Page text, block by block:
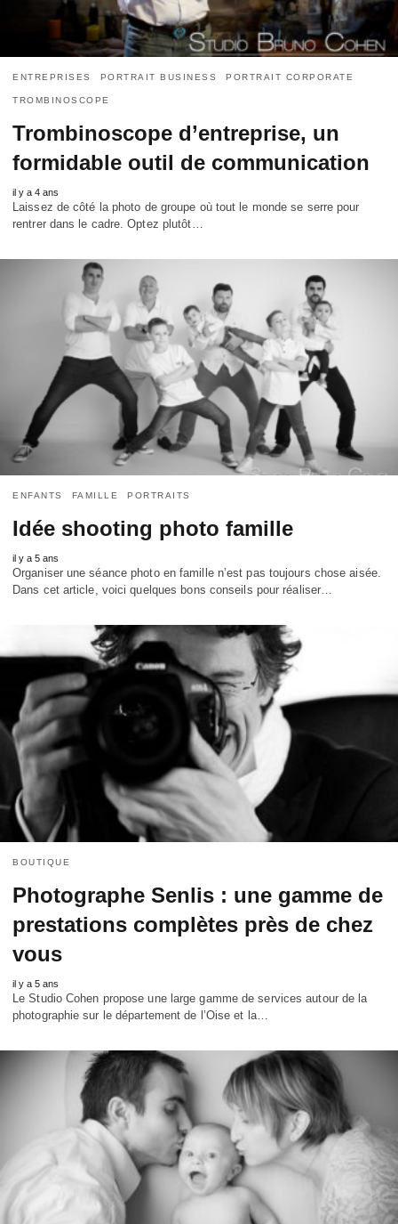
ENTREPRISES PORTRAIT BUSINESS PORTRAIT CORPORATE
TROMBINOSCOPE
Trombinoscope d’entreprise, un
formidable outil de communication
il y a 4 ans
Laissez de côté la photo de groupe où tout le monde se serre pour
rentrer dans le cadre. Optez plutôt…
ENFANTS FAMILLE PORTRAITS
Idée shooting photo famille
il y a 5 ans
Organiser une séance photo en famille n’est pas toujours chose aisée.
Dans cet article, voici quelques bons conseils pour réaliser…
BOUTIQUE
Photographe Senlis : une gamme de
prestations complètes près de chez
vous
il y a 5 ans
Le Studio Cohen propose une large gamme de services autour de la
photographie sur le département de l’Oise et la…